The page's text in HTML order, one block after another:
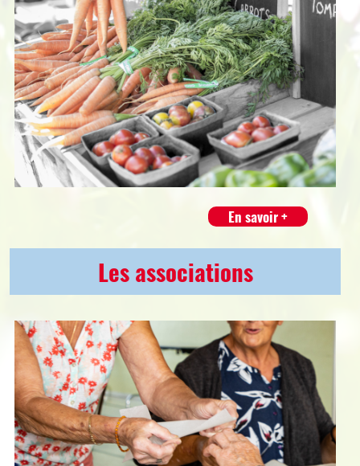
En savoir +
Les associations